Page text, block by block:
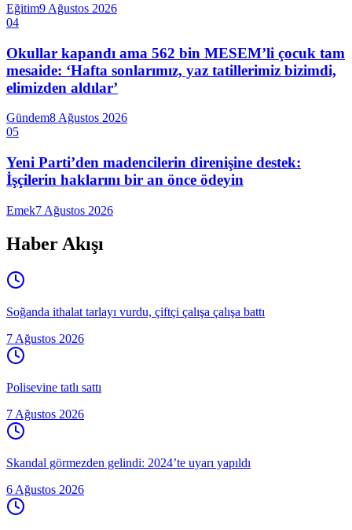
Eğitim9 Ağustos 2026
04
Okullar kapandı ama 562 bin MESEM’li çocuk tam
mesaide: ‘Hafta sonlarımız, yaz tatillerimiz bizimdi,
elimizden aldılar’
Gündem8 Ağustos 2026
05
Yeni Parti’den madencilerin direnişine destek:
İşçilerin haklarını bir an önce ödeyin
Emek7 Ağustos 2026
Haber Akışı
Soğanda ithalat tarlayı vurdu, çiftçi çalışa çalışa battı
7 Ağustos 2026
Polisevine tatlı sattı
7 Ağustos 2026
Skandal görmezden gelindi: 2024’te uyarı yapıldı
6 Ağustos 2026